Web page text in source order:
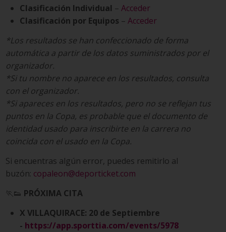
Clasificación Individual – Acceder
Clasificación por Equipos – Acceder
*Los resultados se han confeccionado de forma
automática a partir de los datos suministrados por el
organizador.
*Si tu nombre no aparece en los resultados, consulta
con el organizador.
*Si apareces en los resultados, pero no se reflejan tus
puntos en la Copa, es probable que el documento de
identidad usado para inscribirte en la carrera no
coincida con el usado en la Copa.
Si encuentras algún error, puedes remitirlo al
buzón: copaleon@deporticket.com
🏃‍👟 PRÓXIMA CITA
X VILLAQUIRACE: 20 de Septiembre
- https://app.sporttia.com/events/5978